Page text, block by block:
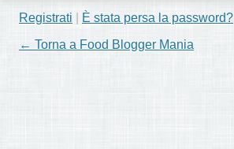
Registrati
È stata persa la password?
← Torna a Food Blogger Mania